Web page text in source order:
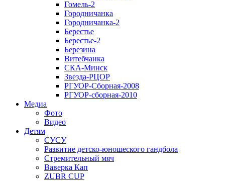
Гомель-2
Городничанка
Городничанка-2
Берестье
Берестье-2
Березина
Витебчанка
СКА-Минск
Звезда-РЦОР
РГУОР-Сборная-2008
РГУОР-сборная-2010
Медиа
Фото
Видео
Детям
СУСУ
Развитие детско-юношеского гандбола
Стремительный мяч
Ваверка Кап
ZUBR CUP